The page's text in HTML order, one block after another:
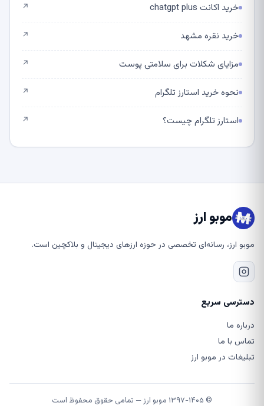
خرید اکانت chatgpt plus ↗
خرید نقره مشهد ↗
مزایای شکلات برای سلامتی پوست ↗
نحوه خرید استارز تلگرام ↗
استارز تلگرام چیست؟ ↗
موبو ارز
موبو ارز، رسانه‌ای تخصصی در حوزه ارزهای دیجیتال و بلاکچین است.
دسترسی سریع
درباره ما
تماس با ما
تبلیغات در موبو ارز
© ۱۳۹۷-۱۴۰۵ موبو ارز — تمامی حقوق محفوظ است